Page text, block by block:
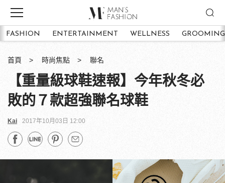
FASHION ENTERTAINMENT WELLNESS GROOMING
首頁 時尚焦點 聯名
【重量級球鞋速報】今年秋冬必
敗的７款超強聯名球鞋
Kai 2017年10月03日 12:00